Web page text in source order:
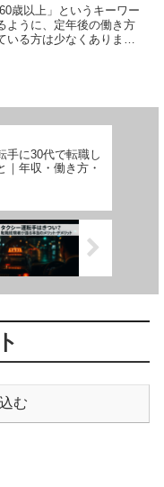
歳以上」というキーワー
ように、定年後の働き方
いる方は少なくありませ
手に30代で転職し
｜年収・働き方・
む